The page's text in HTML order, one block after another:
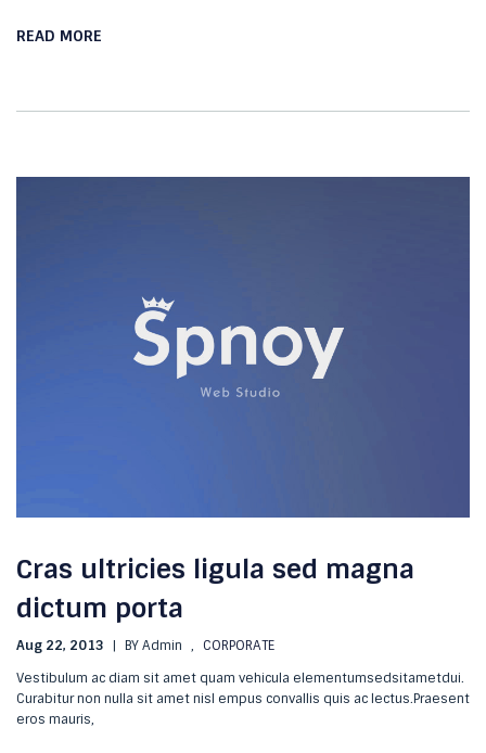
READ MORE
Cras ultricies ligula sed magna
dictum porta
Aug 22, 2013 | BY Admin , CORPORATE
Vestibulum ac diam sit amet quam vehicula elementumsedsitametdui.
Curabitur non nulla sit amet nisl empus convallis quis ac lectus.Praesent
eros mauris,